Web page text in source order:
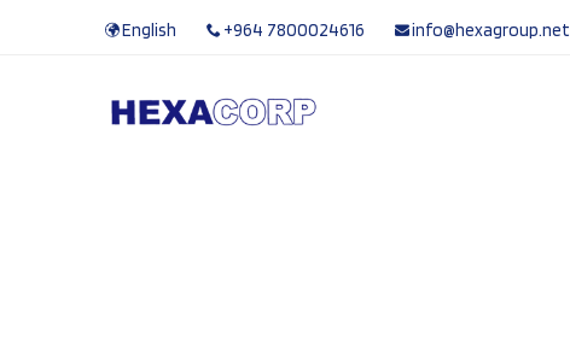
English +964 7800024616 info@hexagroup.net